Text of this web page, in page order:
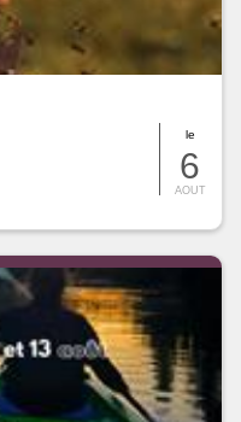
le
6
AOUT